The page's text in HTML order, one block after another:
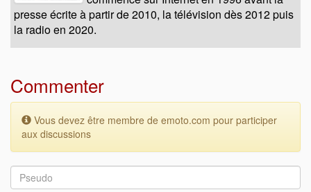
presse écrite à partir de 2010, la télévision dès 2012 puis
la radio en 2020.
Commenter
Vous devez être membre de emoto.com pour participer
aux discussions